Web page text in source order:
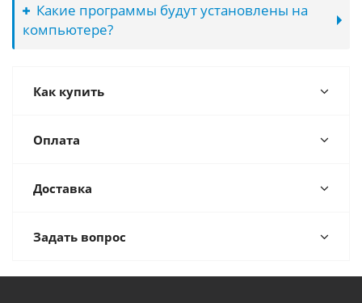
Какие программы будут установлены на
компьютере?
Как купить
Оплата
Доставка
Задать вопрос